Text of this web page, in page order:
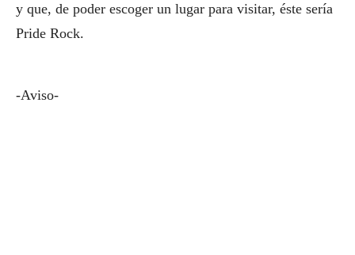
y que, de poder escoger un lugar para visitar, éste sería
Pride Rock.
-Aviso-